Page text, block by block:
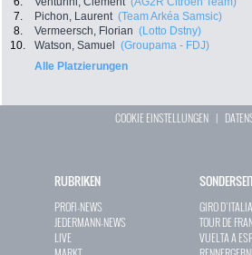
7.
Pichon, Laurent (Team Arkéa Samsic)
8.
Vermeersch, Florian (Lotto Dstny)
10.
Watson, Samuel (Groupama - FDJ)
Alle Platzierungen
COOKIE EINSTELLUNGEN |
RUBRIKEN
PROFI-NEWS
JEDERMANN-NEWS
LIVE
GIRO
TOUR DE
VUELTA A